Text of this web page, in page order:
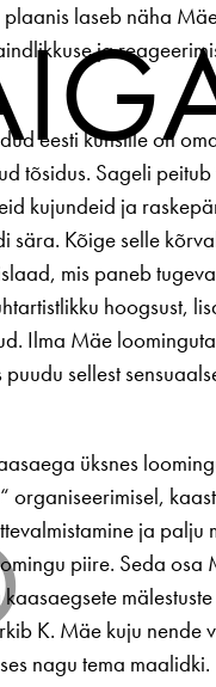
laseb näha
ja
eesti kunstile on
tõsidus. Sageli peitub
kujundeid ja
sära. Kõige selle
mis paneb
hoogsust,
Ilma Mäe
sellest
üksnes
organiseerimisel,
ja palju
piire. Seda osa
K. Mäe kuju nende
nagu tema maalidki.